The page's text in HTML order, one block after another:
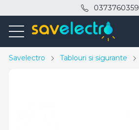
0373760359
Savelectro Tablouri si sigurante